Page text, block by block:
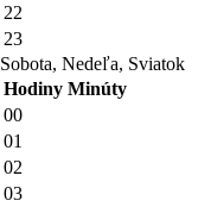
22
23
Sobota, Nedeľa, Sviatok
Hodiny Minúty
00
01
02
03